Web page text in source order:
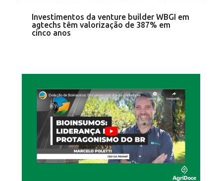
Investimentos da venture builder WBGI em
agtechs têm valorização de 387% em
cinco anos